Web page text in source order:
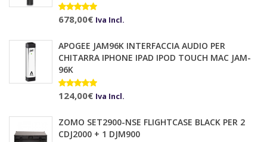
Valutato 10.00su 5
678,00€ Iva Incl.
APOGEE JAM96K INTERFACCIA AUDIO PER
CHITARRA IPHONE IPAD IPOD TOUCH MAC JAM-
96K
Valutato
5.00su 5
124,00€ Iva Incl.
ZOMO SET2900-NSE FLIGHTCASE BLACK PER 2
CDJ2000 + 1 DJM900